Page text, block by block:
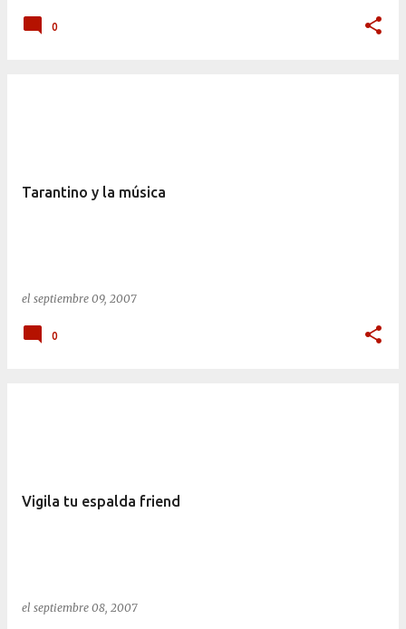
0
Tarantino y la música
el septiembre 09, 2007
0
Vigila tu espalda friend
el septiembre 08, 2007